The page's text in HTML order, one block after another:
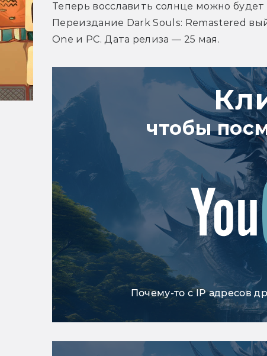
Теперь восславить солнце можно
Переиздание Dark Souls: Remastered
One и РС. Дата релиза — 25 мая.
чтобы
Почему-то с IP адресов